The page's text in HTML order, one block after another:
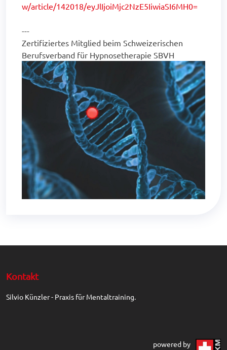
w/article/142018/eyJlIjoiMjc2NzE5IiwiaSI6MH0=
---
Zertifiziertes Mitglied beim Schweizerischen
Berufsverband für Hypnosetherapie SBVH
Kontakt
Silvio Künzler - Praxis für Mentaltraining.
powered by